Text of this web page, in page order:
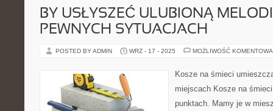
BY USŁYSZEĆ ULUBIONĄ
PEWNYCH SYTUACJACH
POSTED BY ADMIN WRZ - 17 - 2025 MOŻLIWOŚĆ
Kosze na śmieci
miejscach Kosze na
punktach. Mamy je w